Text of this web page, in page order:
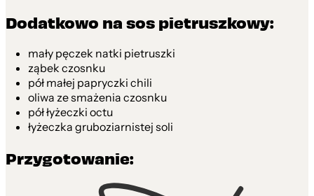
Dodatkowo na sos pietruszkowy:
mały pęczek natki pietruszki
ząbek czosnku
pół małej papryczki chili
oliwa ze smażenia czosnku
pół łyżeczki octu
łyżeczka gruboziarnistej soli
Przygotowanie: